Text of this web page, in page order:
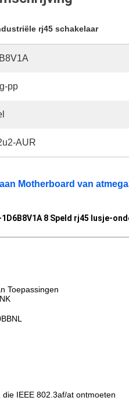
rj45 schakelaar
pp
AUR
Motherboard van
1D6B8V1A 8 Speld rj45 lusje-
Toepassingen
IEEE 802.3af/at ontmoeten